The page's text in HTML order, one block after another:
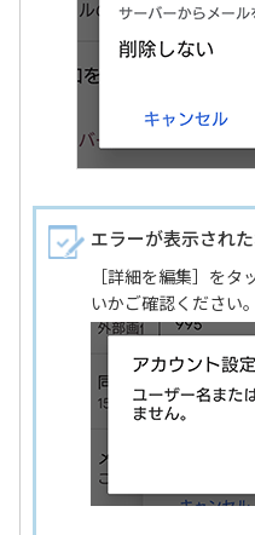
エラーが表示され
［詳細を編集］を
いかご確認ください。